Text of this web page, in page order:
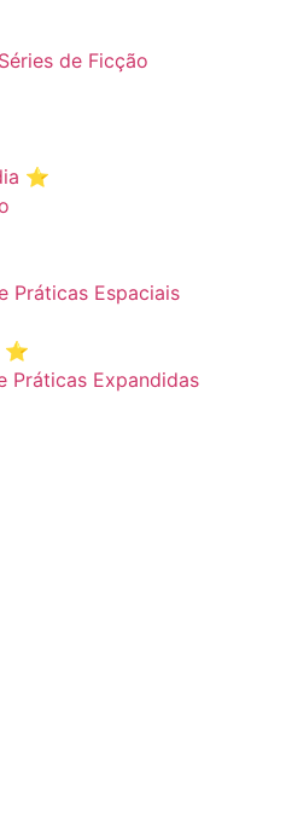
de Ficção
⭐️
Práticas Espaciais
⭐️
Práticas Expandidas